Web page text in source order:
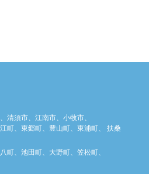
須市、江南市、小牧市、
町、東郷町、豊山町、東浦町、 扶桑
、池田町、大野町、笠松町、